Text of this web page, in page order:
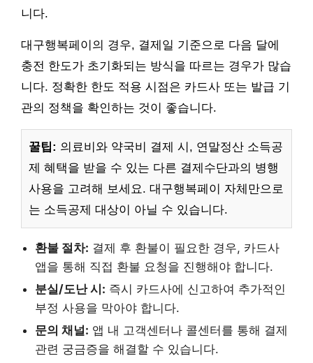
니다.
대구행복페이의 경우, 결제일 기준으로 다음 달에
충전 한도가 초기화되는 방식을 따르는 경우가 많습
니다. 정확한 한도 적용 시점은 카드사 또는 발급 기
관의 정책을 확인하는 것이 좋습니다.
꿀팁: 의료비와 약국비 결제 시, 연말정산 소득공
제 혜택을 받을 수 있는 다른 결제수단과의 병행
사용을 고려해 보세요. 대구행복페이 자체만으로
는 소득공제 대상이 아닐 수 있습니다.
환불 절차: 결제 후 환불이 필요한 경우, 카드사
앱을 통해 직접 환불 요청을 진행해야 합니다.
분실/도난 시: 즉시 카드사에 신고하여 추가적인
부정 사용을 막아야 합니다.
문의 채널: 앱 내 고객센터나 콜센터를 통해 결제
관련 궁금증을 해결할 수 있습니다.